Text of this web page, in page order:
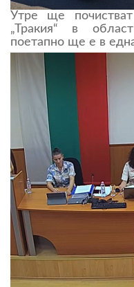
Утре ще
„Тракия“ в
поетапно ще е в